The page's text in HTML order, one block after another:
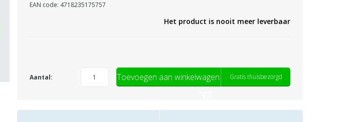
EAN code: 4718235175757
Het product is nooit meer leverbaar
Aantal: Toevoegen aan winkelwagen Gratis thuisbezorgd